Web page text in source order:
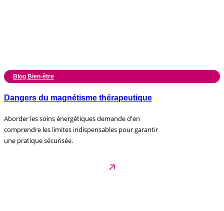
Blog Bien-être
Dangers du magnétisme thérapeutique
Aborder les soins énergétiques demande d'en
comprendre les limites indispensables pour garantir
une pratique sécurisée.